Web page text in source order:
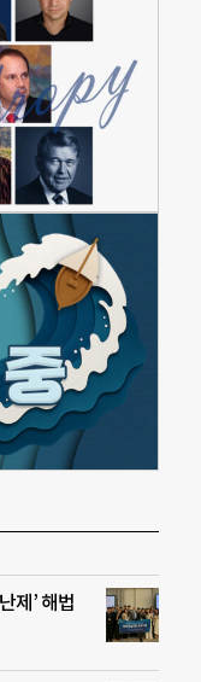
제’ 해법